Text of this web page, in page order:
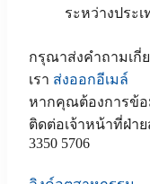
ระหว่างประ
กรุณาส่งคำถามเกี่
เรา ส่งออกอีเมล์
หากคุณต้องการข้อ
ติดต่อเจ้าหน้าที่ฝ่า
3350 5706